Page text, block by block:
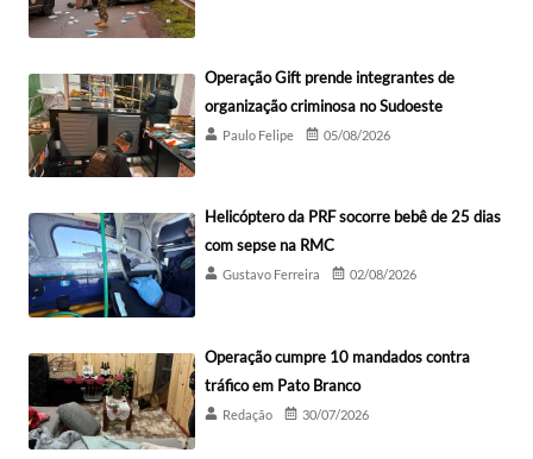
Operação Gift prende integrantes de
organização criminosa no Sudoeste
Paulo Felipe 05/08/2026
Helicóptero da PRF socorre bebê de 25 dias
com sepse na RMC
Gustavo Ferreira 02/08/2026
Operação cumpre 10 mandados contra
tráfico em Pato Branco
Redação 30/07/2026